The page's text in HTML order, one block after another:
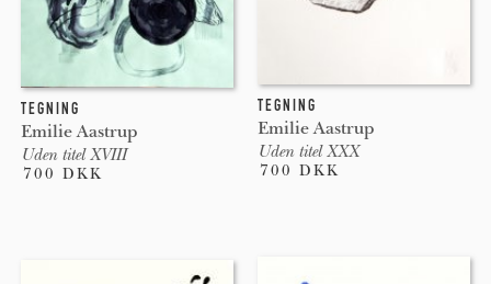
TEGNING
Emilie Aastrup
Uden titel XVIII
700 DKK
TEGNING
Emilie Aastrup
Uden titel XXX
700 DKK